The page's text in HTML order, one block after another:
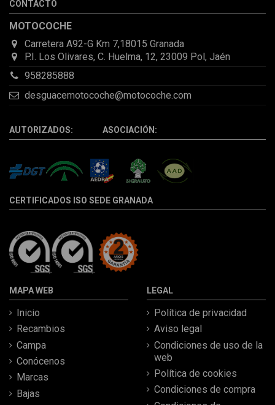
CONTACTO
MOTOCOCHE
Carretera A92-G Km 7,18015 Granada
P.I. Los Olivares, C. Huelma, 12, 23009 Pol, Jaén
958285888
desguacemotocoche@motocoche.com
AUTORIZADOS: ASOCIACIÓN:
CERTIFICADOS ISO SEDE GRANADA
MAPA WEB
Inicio
Recambios
Campa
Conócenos
Marcas
Bajas
LEGAL
Política de privacidad
Aviso legal
Condiciones de uso de la
web
Política de cookies
Condiciones de compra